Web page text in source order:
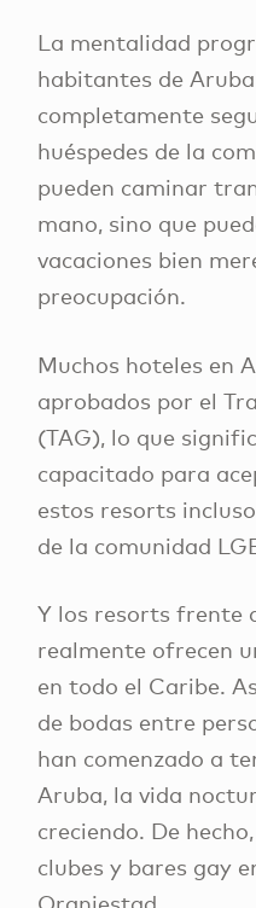
La mentalidad
habitantes de
completamente
huéspedes de la
pueden caminar
mano, sino que
vacaciones bien
preocupación.
Muchos hoteles en
aprobados por el
(TAG), lo que
capacitado para
estos resorts
de la comunidad
Y los resorts frente
realmente ofrecen
en todo el Caribe.
de bodas entre
han comenzado a
Aruba, la vida
creciendo. De
clubes y bares gay